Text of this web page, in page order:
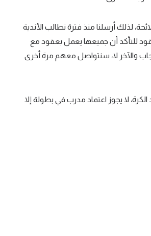
لذلك أرسلنا منذ فترة نطالب الأندية
للتأكد أن جميعها يعمل بعقود مع
والآخر لا، سنتواصل معهم مرة أخرى
الكرة، لا يجوز اعتماد مدرب في بطولة إلا